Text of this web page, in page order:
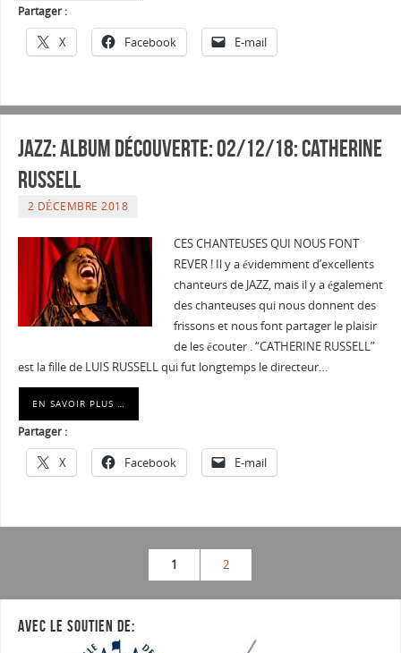
Partager :
X Facebook E-mail
JAZZ: Album découverte: 02/12/18: CATHERINE
RUSSELL
2 DÉCEMBRE 2018
CES CHANTEUSES QUI NOUS FONT
REVER ! Il y a évidemment d’excellents
chanteurs de JAZZ, mais il y a également
des chanteuses qui nous donnent des
frissons et nous font partager le plaisir
de les écouter . “CATHERINE RUSSELL”
est la fille de LUIS RUSSELL qui fut longtemps le directeur…
EN SAVOIR PLUS …
Partager :
X Facebook E-mail
1 2
AVEC LE SOUTIEN DE: